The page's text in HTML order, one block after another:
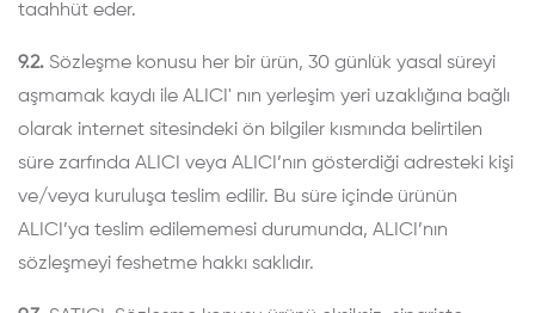
taahhüt eder.
9.2. Sözleşme konusu her bir ürün, 30 günlük yasal süreyi
aşmamak kaydı ile ALICI' nın yerleşim yeri uzaklığına bağlı
olarak internet sitesindeki ön bilgiler kısmında belirtilen
süre zarfında ALICI veya ALICI’nın gösterdiği adresteki kişi
ve/veya kuruluşa teslim edilir. Bu süre içinde ürünün
ALICI’ya teslim edilememesi durumunda, ALICI’nın
sözleşmeyi feshetme hakkı saklıdır.